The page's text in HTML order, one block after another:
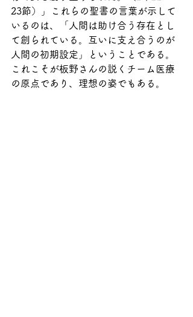
23節）」これらの聖書の言葉が示して
いるのは、「人間は助け合う存在とし
て創られている。互いに支え合うのが
人間の初期設定」ということである。
これこそが板野さんの説くチーム医療
の原点であり、理想の姿でもある。